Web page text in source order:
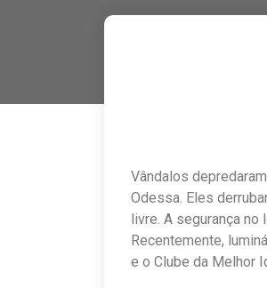
Vândalos
Odessa. Eles
livre. A segurança
Recentemente,
e o Clube da Melhor